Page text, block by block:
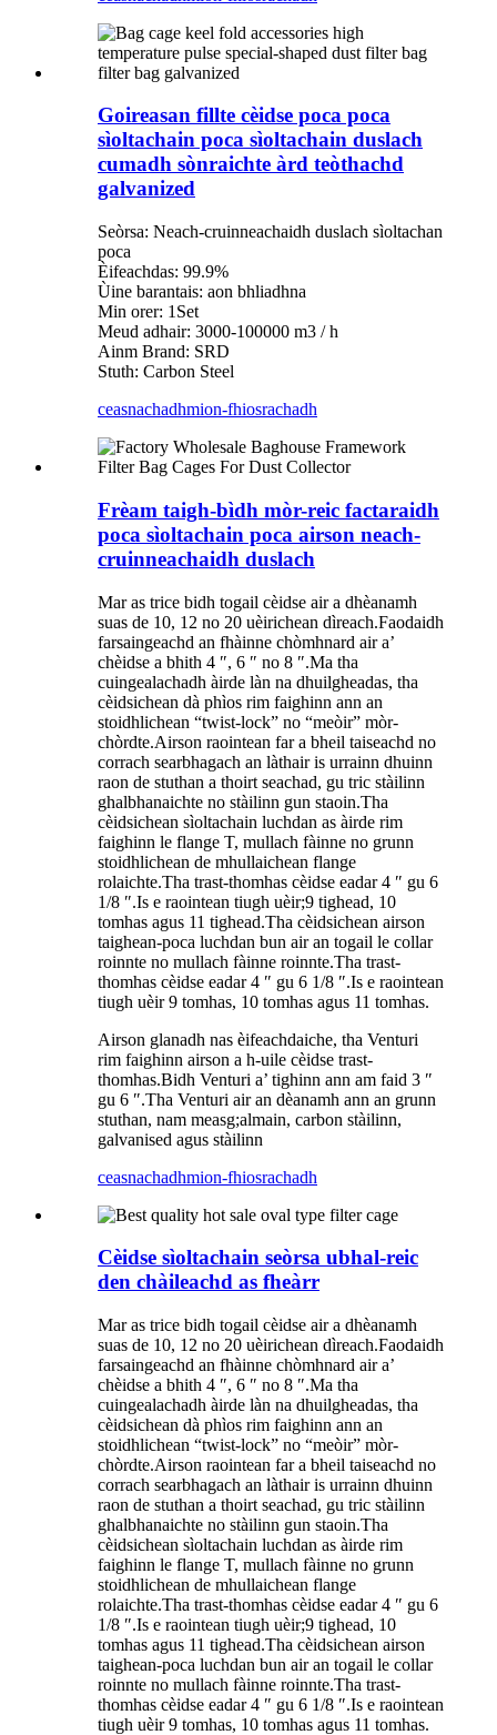
Goireasan fillte cèidse poca poca
sìoltachain poca sìoltachain duslach
cumadh sònraichte àrd teòthachd
galvanized
Seòrsa: Neach-cruinneachaidh duslach sìoltachan
poca
Èifeachdas: 99.9%
Ùine barantais: aon bhliadhna
Min orer: 1Set
Meud adhair: 3000-100000 m3 / h
Ainm Brand: SRD
Stuth: Carbon Steel
ceasnachadhmion-fhiosrachadh
Frèam taigh-bìdh mòr-reic factaraidh
poca sìoltachain poca airson neach-
cruinneachaidh duslach
Mar as trice bidh togail cèidse air a dhèanamh
suas de 10, 12 no 20 uèirichean dìreach.Faodaidh
farsaingeachd an fhàinne chòmhnard air a’
chèidse a bhith 4 ″, 6 ″ no 8 ″.Ma tha
cuingealachadh àirde làn na dhuilgheadas, tha
cèidsichean dà phìos rim faighinn ann an
stoidhlichean “twist-lock” no “meòir” mòr-
chòrdte.Airson raointean far a bheil taiseachd no
corrach searbhagach an làthair is urrainn dhuinn
raon de stuthan a thoirt seachad, gu tric stàilinn
ghalbhanaichte no stàilinn gun staoin.Tha
cèidsichean sìoltachain luchdan as àirde rim
faighinn le flange T, mullach fàinne no grunn
stoidhlichean de mhullaichean flange
rolaichte.Tha trast-thomhas cèidse eadar 4 ″ gu 6
1/8 ″.Is e raointean tiugh uèir;9 tighead, 10
tomhas agus 11 tighead.Tha cèidsichean airson
taighean-poca luchdan bun air an togail le collar
roinnte no mullach fàinne roinnte.Tha trast-
thomhas cèidse eadar 4 ″ gu 6 1/8 ″.Is e raointean
tiugh uèir 9 tomhas, 10 tomhas agus 11 tomhas.
Airson glanadh nas èifeachdaiche, tha Venturi
rim faighinn airson a h-uile cèidse trast-
thomhas.Bidh Venturi a’ tighinn ann am faid 3 ″
gu 6 ″.Tha Venturi air an dèanamh ann an grunn
stuthan, nam measg;almain, carbon stàilinn,
galvanised agus stàilinn
ceasnachadhmion-fhiosrachadh
Cèidse sìoltachain seòrsa ubhal-reic
den chàileachd as fheàrr
Mar as trice bidh togail cèidse air a dhèanamh
suas de 10, 12 no 20 uèirichean dìreach.Faodaidh
farsaingeachd an fhàinne chòmhnard air a’
chèidse a bhith 4 ″, 6 ″ no 8 ″.Ma tha
cuingealachadh àirde làn na dhuilgheadas, tha
cèidsichean dà phìos rim faighinn ann an
stoidhlichean “twist-lock” no “meòir” mòr-
chòrdte.Airson raointean far a bheil taiseachd no
corrach searbhagach an làthair is urrainn dhuinn
raon de stuthan a thoirt seachad, gu tric stàilinn
ghalbhanaichte no stàilinn gun staoin.Tha
cèidsichean sìoltachain luchdan as àirde rim
faighinn le flange T, mullach fàinne no grunn
stoidhlichean de mhullaichean flange
rolaichte.Tha trast-thomhas cèidse eadar 4 ″ gu 6
1/8 ″.Is e raointean tiugh uèir;9 tighead, 10
tomhas agus 11 tighead.Tha cèidsichean airson
taighean-poca luchdan bun air an togail le collar
roinnte no mullach fàinne roinnte.Tha trast-
thomhas cèidse eadar 4 ″ gu 6 1/8 ″.Is e raointean
tiugh uèir 9 tomhas, 10 tomhas agus 11 tomhas.